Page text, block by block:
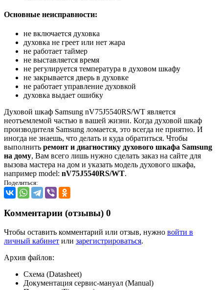
Основные неисправности:
не включается духовка
духовка не греет или нет жара
не работает таймер
не выставляется время
не регулируется температура в духовом шкафу
не закрывается дверь в духовке
не работает управление духовкой
духовка выдает ошибку
Духовой шкаф Samsung nV75J5540RS/WT является
неотъемлемой частью в вашей жизни. Когда духовой шкаф
производителя Samsung ломается, это всегда не приятно. И
иногда не знаешь, что делать и куда обратиться. Чтобы
выполнить ремонт и диагностику духового шкафа Samsung
на дому, Вам всего лишь нужно сделать заказ на сайте для
вызова мастера на дом и указать модель духового шкафа,
например model: nV75J5540RS/WT.
Поделиться:
Комментарии (отзывы) 0
Чтобы оставить комментарий или отзыв, нужно войти в
личный кабинет или зарегистрироваться.
Архив файлов:
Схема (Datasheet)
Документация сервис-мануал (Manual)